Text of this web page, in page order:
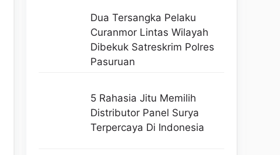
Dua Tersangka Pelaku
Curanmor Lintas Wilayah
Dibekuk Satreskrim Polres
Pasuruan
5 Rahasia Jitu Memilih
Distributor Panel Surya
Terpercaya Di Indonesia